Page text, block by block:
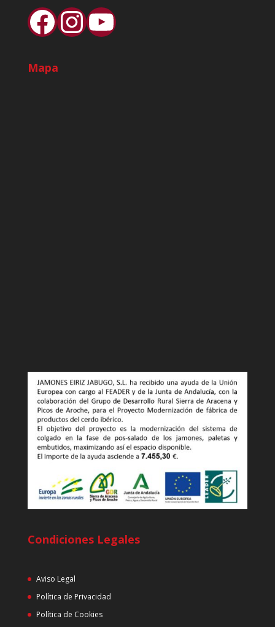
Facebook
Instagram
YouTube
Mapa
Condiciones Legales
Aviso Legal
Política de Privacidad
Política de Cookies